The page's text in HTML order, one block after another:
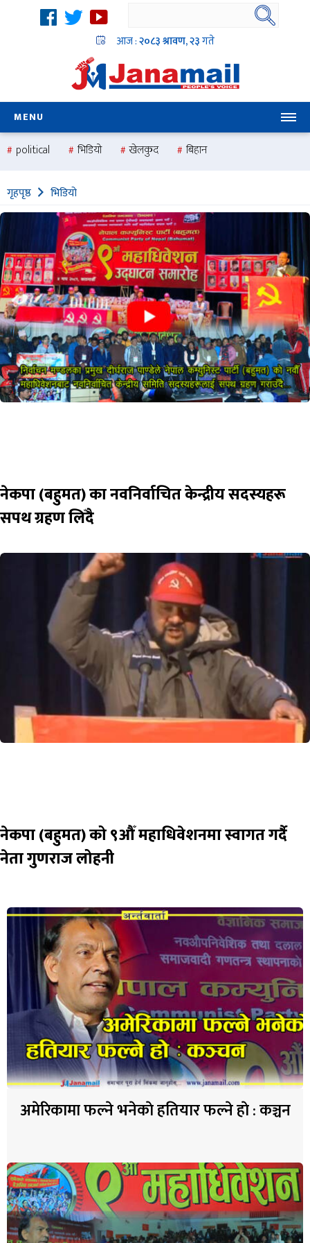
आज :२०८३ श्रावण, २३गते
MENU
political भिडियो खेलकुद
बिहान
national
गृहपृष्ठ भिडियो
नेकपा (बहुमत) का नवनिर्वाचित केन्द्रीय सदस्यहरू
सपथ ग्रहण लिँदै
नेकपा (बहुमत) को ९औँ महाधिवेशनमा स्वागत गर्दै
नेता गुणराज लोहनी
अमेरिकामा फल्ने भनेकाे हतियार फल्ने हाे : कञ्चन